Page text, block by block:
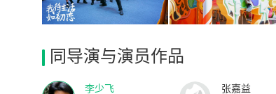
同导演与演员作品
李少飞 张嘉益